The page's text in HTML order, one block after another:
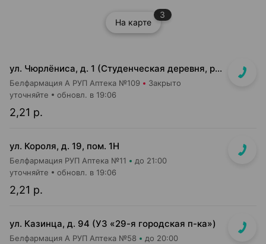
На карте
3
ул. Чюрлёниса, д. 1 (Студенческая деревня, рядом с г-том "Алми").
Белфармация А РУП Аптека №109 Закрыто
2,21 р.
уточняйте обновл. в 19:06
ул. Короля, д. 19, пом. 1Н
Белфармация РУП Аптека №11 до 21:00
2,21 р.
уточняйте обновл. в 19:06
ул. Казинца, д. 94 (УЗ «29-я городская п-ка»)
Белфармация А РУП Аптека №58 до 20:00